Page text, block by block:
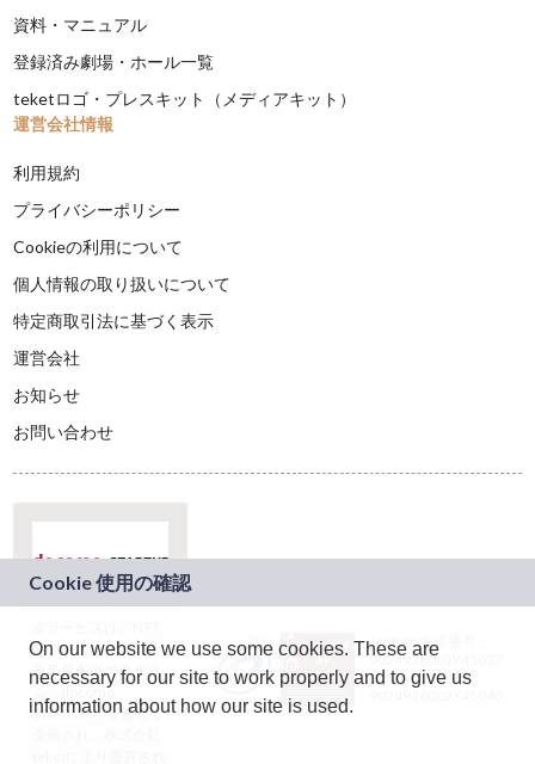
資料・マニュアル
登録済み劇場・ホール一覧
teketロゴ・プレスキット（メディアキット）
運営会社情報
利用規約
プライバシーポリシー
Cookieの利用について
個人情報の取り扱いについて
特定商取引法に基づく表示
運営会社
お知らせ
お問い合わせ
ドコモグループの新
規事業創出プログラ
ム「docomo
STARTUP」を通じて
JASRAC許諾番号：
9024936001Y45037
JASRAC許諾番号：
On our website we use some cookies. These are
necessary for our site to work properly and to give us
information about how our site is used.